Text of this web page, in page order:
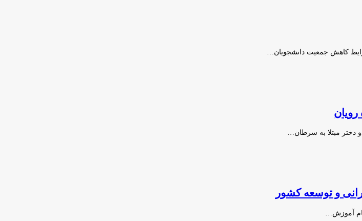
کاهش جمعیت دانشجویان…
دختر مبتلا به سرطان…
و توسعه کشور
آموزش…